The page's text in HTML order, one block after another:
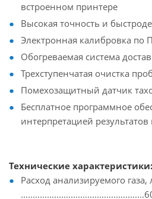
встроенном принтере
Высокая точность и
Электронная калибровка по
Обогреваемая система
Трехступенчатая очистка
Помехозащитный датчик
Бесплатное программное
интерпретацией
Технические характеристики:
Расход анализируемого